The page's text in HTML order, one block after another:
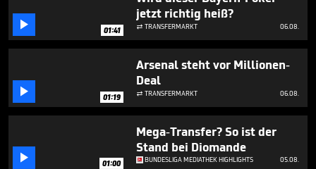
minute,
seconds
 01:41
jetzt richtig heiß?
 TRANSFERMARKT 06.08.
 01:19
Arsenal steht vor Millionen-
Deal
 TRANSFERMARKT 06.08.
 01:00
Mega-Transfer? So ist der
Stand bei Diomande
BUNDESLIGA MEDIATHEK HIGHLIGHTS 05.08.